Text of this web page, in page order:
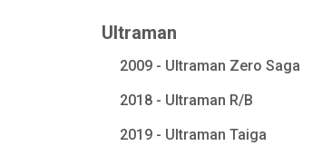
Ultraman
2009 - Ultraman Zero Saga
2018 - Ultraman R/B
2019 - Ultraman Taiga